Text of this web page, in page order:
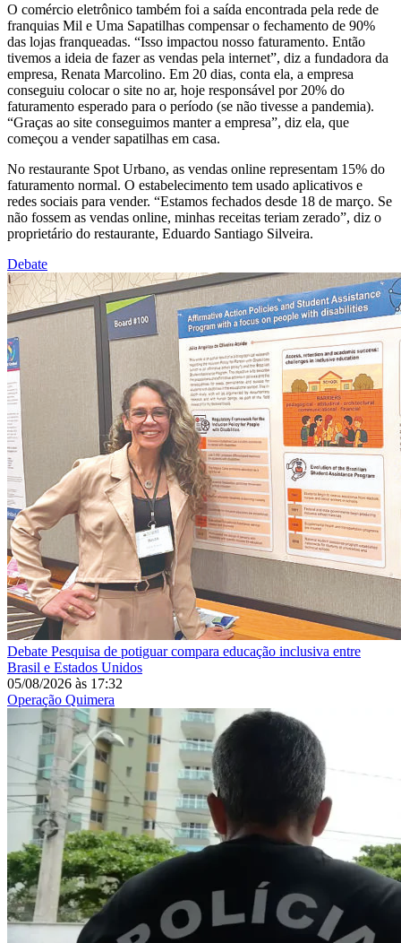
O comércio eletrônico também foi a saída encontrada pela rede de
franquias Mil e Uma Sapatilhas compensar o fechamento de 90%
das lojas franqueadas. “Isso impactou nosso faturamento. Então
tivemos a ideia de fazer as vendas pela internet”, diz a fundadora da
empresa, Renata Marcolino. Em 20 dias, conta ela, a empresa
conseguiu colocar o site no ar, hoje responsável por 20% do
faturamento esperado para o período (se não tivesse a pandemia).
“Graças ao site conseguimos manter a empresa”, diz ela, que
começou a vender sapatilhas em casa.
No restaurante Spot Urbano, as vendas online representam 15% do
faturamento normal. O estabelecimento tem usado aplicativos e
redes sociais para vender. “Estamos fechados desde 18 de março. Se
não fossem as vendas online, minhas receitas teriam zerado”, diz o
proprietário do restaurante, Eduardo Santiago Silveira.
Debate
Debate Pesquisa de potiguar compara educação inclusiva entre
Brasil e Estados Unidos
05/08/2026 às 17:32
Operação Quimera